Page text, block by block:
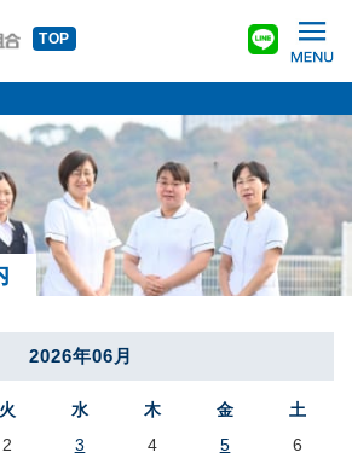
TOP
2026年06月
火 水 木 金 土
2 3 4 5
6